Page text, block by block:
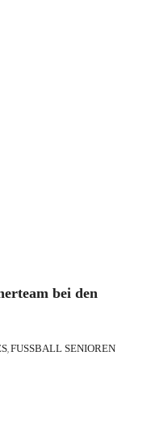
bei den
,FUSSBALL SENIOREN